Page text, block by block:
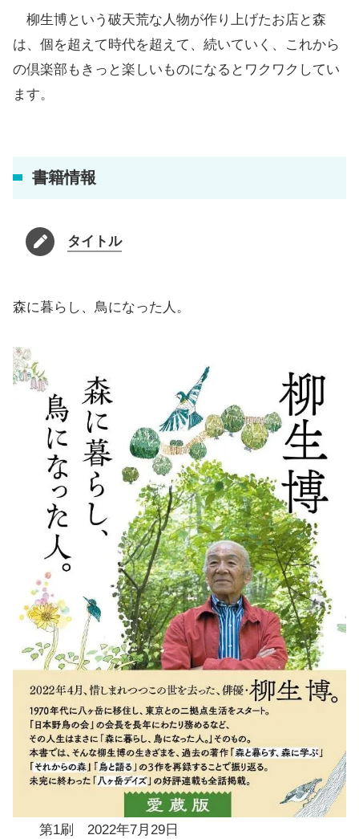
柳生博という破天荒な人物が作り上げたお店と森
は、個を超えて時代を超えて、続いていく、これから
の倶楽部もきっと楽しいものになるとワクワクしてい
ます。
書籍情報
タイトル
森に暮らし、鳥になった人。
第1刷 2022年7月29日